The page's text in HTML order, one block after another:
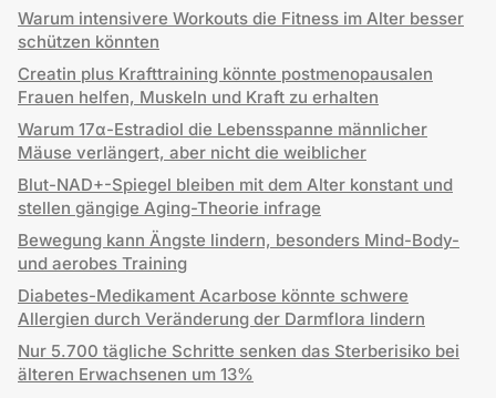
Warum intensivere Workouts die Fitness im Alter besser
schützen könnten
Creatin plus Krafttraining könnte postmenopausalen
Frauen helfen, Muskeln und Kraft zu erhalten
Warum 17α-Estradiol die Lebensspanne männlicher
Mäuse verlängert, aber nicht die weiblicher
Blut-NAD+-Spiegel bleiben mit dem Alter konstant und
stellen gängige Aging-Theorie infrage
Bewegung kann Ängste lindern, besonders Mind-Body-
und aerobes Training
Diabetes-Medikament Acarbose könnte schwere
Allergien durch Veränderung der Darmflora lindern
Nur 5.700 tägliche Schritte senken das Sterberisiko bei
älteren Erwachsenen um 13%